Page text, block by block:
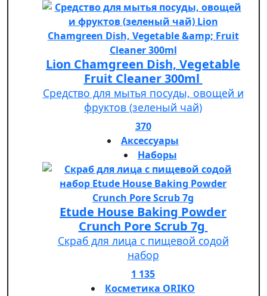
Lion Chamgreen Dish, Vegetable
Fruit Cleaner 300ml
Средство для мытья посуды, овощей и
фруктов (зеленый чай)
370
Аксессуары
Наборы
Etude House Baking Powder
Crunch Pore Scrub 7g
Скраб для лица с пищевой содой
набор
1 135
Косметика ORIKO